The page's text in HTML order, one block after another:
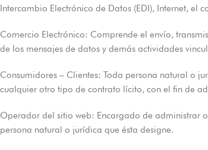
Intercambio Electrónico de Datos (EDI), Internet, el
Comercio Electrónico: Comprende el envío,
de los mensajes de datos y demás actividades
Consumidores – Clientes: Toda persona natural o
cualquier otro tipo de contrato lícito, con el fin de
Operador del sitio web: Encargado de administrar
persona natural o jurídica que ésta designe.